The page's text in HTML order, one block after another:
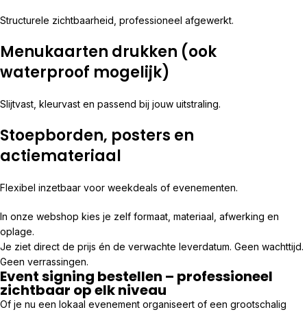
Structurele zichtbaarheid, professioneel afgewerkt.
Menukaarten drukken (ook
waterproof mogelijk)
Slijtvast, kleurvast en passend bij jouw uitstraling.
Stoepborden, posters en
actiemateriaal
Flexibel inzetbaar voor weekdeals of evenementen.
In onze webshop kies je zelf formaat, materiaal, afwerking en
oplage.
Je ziet direct de prijs én de verwachte leverdatum. Geen wachttijd.
Geen verrassingen.
Event signing bestellen – professioneel
zichtbaar op elk niveau
Of je nu een lokaal evenement organiseert of een grootschalig